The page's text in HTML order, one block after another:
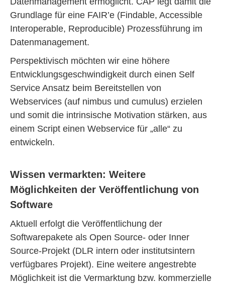
Grundlage für eine FAIR’e (Findable, Accessible
Interoperable, Reproducible) Prozessführung im
Datenmanagement.
Perspektivisch möchten wir eine höhere
Entwicklungsgeschwindigkeit durch einen Self
Service Ansatz beim Bereitstellen von
Webservices (auf nimbus und cumulus) erzielen
und somit die intrinsische Motivation stärken, aus
einem Script einen Webservice für „alle“ zu
entwickeln.
Wissen vermarkten: Weitere
Möglichkeiten der Veröffentlichung von
Software
Aktuell erfolgt die Veröffentlichung der
Softwarepakete als Open Source- oder Inner
Source-Projekt (DLR intern oder institutsintern
verfügbares Projekt). Eine weitere angestrebte
Möglichkeit ist die Vermarktung bzw. kommerzielle